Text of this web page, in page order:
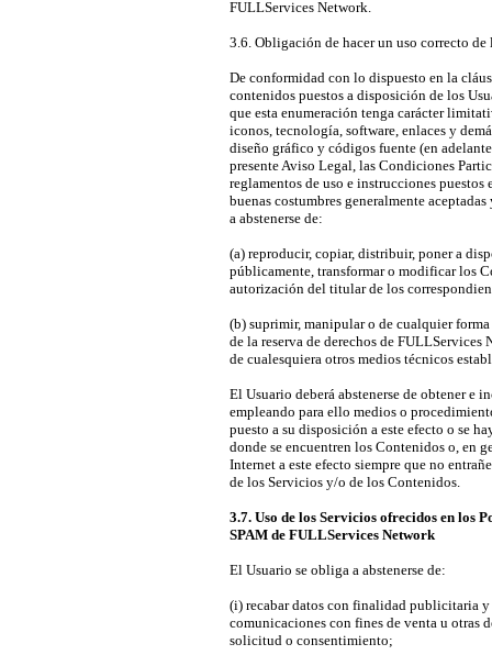
FULLServices Network.
3.6. Obligación de hacer un uso correcto
De conformidad con lo dispuesto en la
contenidos puestos a disposición de los
que esta enumeración tenga carácter
iconos, tecnología, software, enlaces y
diseño gráfico y códigos fuente (en
presente Aviso Legal, las Condiciones
reglamentos de uso e instrucciones
buenas costumbres generalmente
a abstenerse de:
(a) reproducir, copiar, distribuir, poner a
públicamente, transformar o modificar los
autorización del titular de los
(b) suprimir, manipular o de cualquier
de la reserva de derechos de
de cualesquiera otros medios técnicos
El Usuario deberá abstenerse de obtener e
empleando para ello medios o
puesto a su disposición a este efecto o se
donde se encuentren los Contenidos o, en
Internet a este efecto siempre que no
de los Servicios y/o de los Contenidos.
3.7. Uso de los Servicios ofrecidos en los
SPAM de FULLServices Network
El Usuario se obliga a abstenerse de:
(i) recabar datos con finalidad publicitaria
comunicaciones con fines de venta u otras
solicitud o consentimiento;